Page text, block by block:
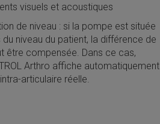
visuels et acoustiques
de niveau : si la pompe est située
niveau du patient, la différence de
être compensée. Dans ce cas,
Arthro affiche automatiquement
articulaire réelle.